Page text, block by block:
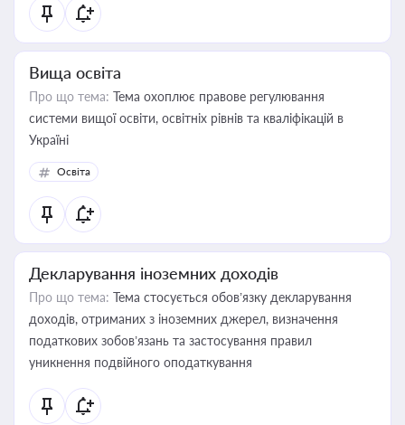
Вища освіта
Про що тема: Тема охоплює правове регулювання
системи вищої освіти, освітніх рівнів та кваліфікацій в
Україні
Освіта
Декларування іноземних доходів
Про що тема: Тема стосується обов’язку декларування
доходів, отриманих з іноземних джерел, визначення
податкових зобов’язань та застосування правил
уникнення подвійного оподаткування